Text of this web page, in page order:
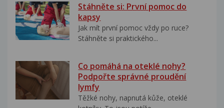
Stáhněte si: První pomoc do
kapsy
Jak mít první pomoc vždy po ruce?
Stáhněte si praktického...
Co pomáhá na oteklé nohy?
Podpořte správné proudění
lymfy
Těžké nohy, napnutá kůže, oteklé